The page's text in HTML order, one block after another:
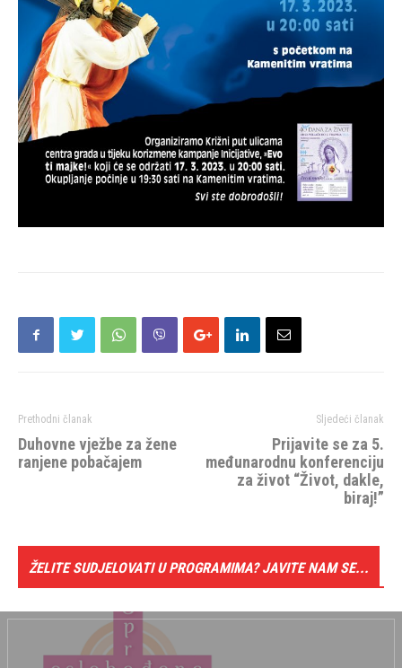
Prethodni članak
Duhovne vježbe za žene
ranjene pobačajem
Sljedeći članak
Prijavite se za 5.
međunarodnu konferenciju
za život “Život, dakle,
biraj!”
ŽELITE SUDJELOVATI U PROGRAMIMA? JAVITE NAM SE...